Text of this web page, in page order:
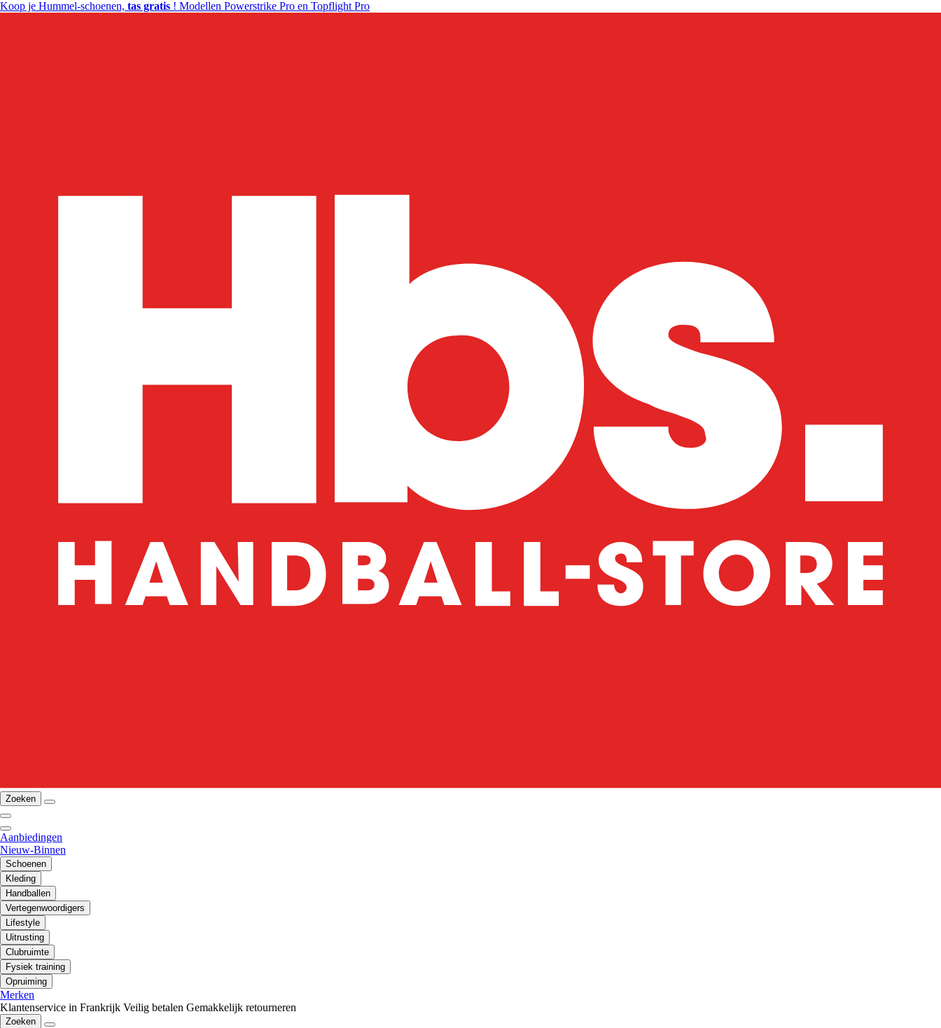
Koop je Hummel-schoenen, tas gratis ! Modellen Powerstrike Pro en Topflight Pro
Zoeken
Aanbiedingen
Nieuw-Binnen
Schoenen
Kleding
Handballen
Vertegenwoordigers
Lifestyle
Uitrusting
Clubruimte
Fysiek training
Opruiming
Merken
Klantenservice in Frankrijk Veilig betalen Gemakkelijk retourneren
Zoeken